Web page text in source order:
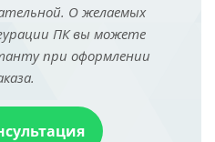
О желаемых
ПК вы можете
при оформлении